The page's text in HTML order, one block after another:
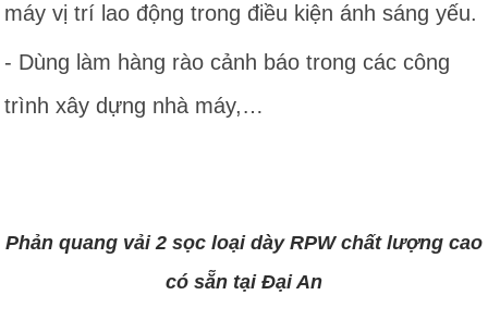
máy vị trí lao động trong điều kiện ánh sáng yếu.
- Dùng làm hàng rào cảnh báo trong các công
trình xây dựng nhà máy,…
Phản quang vải 2 sọc loại dày RPW chất lượng cao
có sẵn tại Đại An